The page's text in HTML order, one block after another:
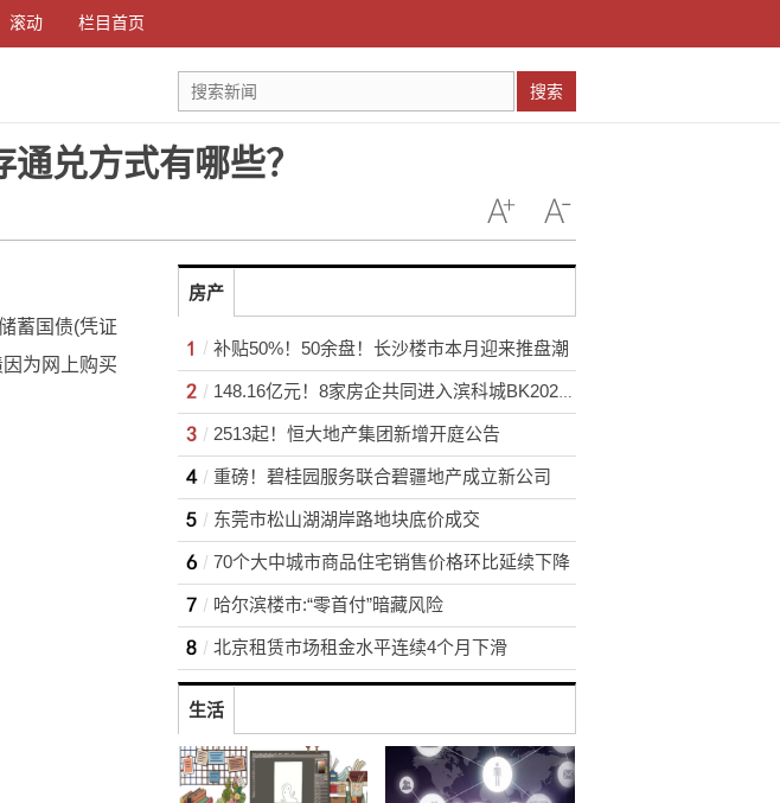
滚动 栏目首页
搜索
兑方式有哪些？
蓄国债(凭证
为网上购买
房产
补贴50%！50余盘！长沙楼市本月迎来推盘潮
148.16亿元！8家房企共同进入滨科城BK202201号
2513起！恒大地产集团新增开庭公告
重磅！碧桂园服务联合碧疆地产成立新公司
东莞市松山湖湖岸路地块底价成交
70个大中城市商品住宅销售价格环比延续下降
哈尔滨楼市:“零首付”暗藏风险
北京租赁市场租金水平连续4个月下滑
生活